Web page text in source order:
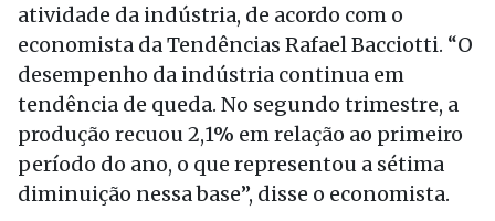
atividade da indústria, de acordo com o
economista da Tendências Rafael Bacciotti. “O
desempenho da indústria continua em
tendência de queda. No segundo trimestre, a
produção recuou 2,1% em relação ao primeiro
período do ano, o que representou a sétima
diminuição nessa base”, disse o economista.